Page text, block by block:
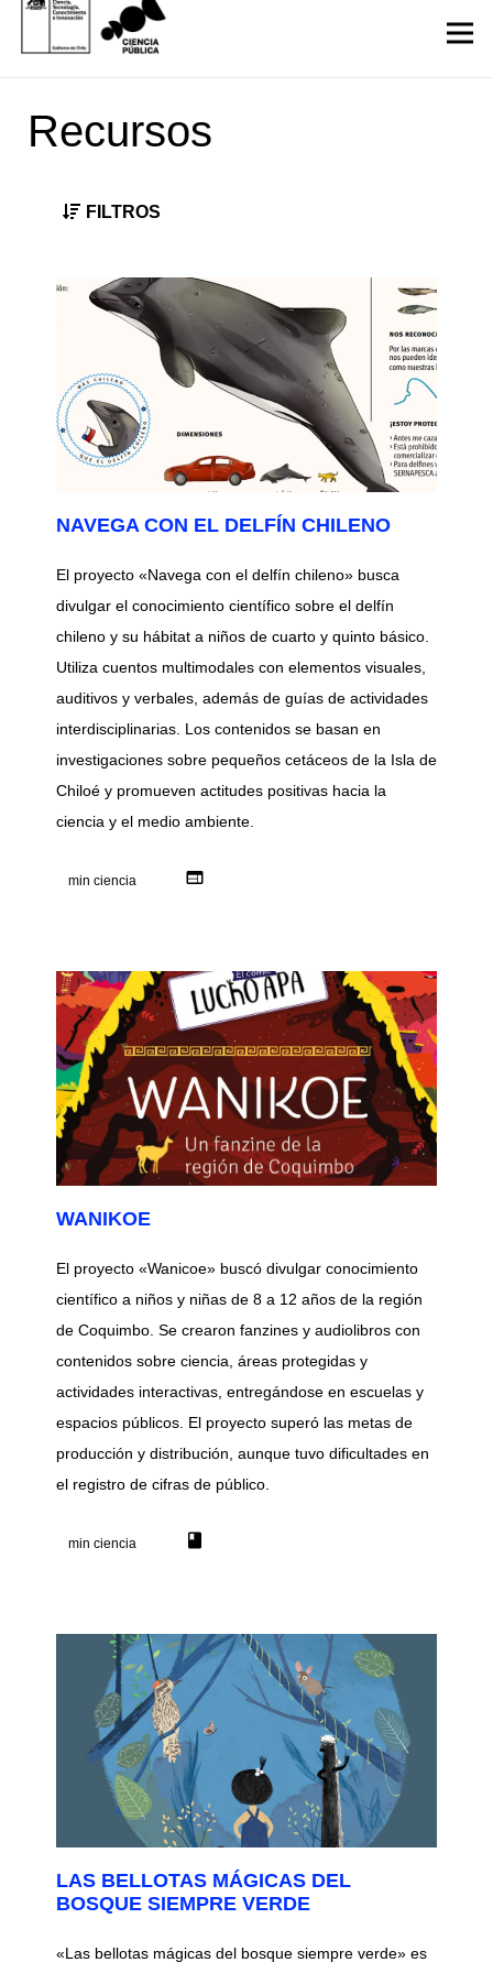
Recursos
FILTROS
NAVEGA CON EL DELFÍN CHILENO
El proyecto «Navega con el delfín chileno» busca
divulgar el conocimiento científico sobre el delfín
chileno y su hábitat a niños de cuarto y quinto básico.
Utiliza cuentos multimodales con elementos visuales,
auditivos y verbales, además de guías de actividades
interdisciplinarias. Los contenidos se basan en
investigaciones sobre pequeños cetáceos de la Isla de
Chiloé y promueven actitudes positivas hacia la
ciencia y el medio ambiente.
min ciencia web
WANIKOE
El proyecto «Wanicoe» buscó divulgar conocimiento
científico a niños y niñas de 8 a 12 años de la región
de Coquimbo. Se crearon fanzines y audiolibros con
contenidos sobre ciencia, áreas protegidas y
actividades interactivas, entregándose en escuelas y
espacios públicos. El proyecto superó las metas de
producción y distribución, aunque tuvo dificultades en
el registro de cifras de público.
min ciencia book
LAS BELLOTAS MÁGICAS DEL
BOSQUE SIEMPRE VERDE
«Las bellotas mágicas del bosque siempre verde» es